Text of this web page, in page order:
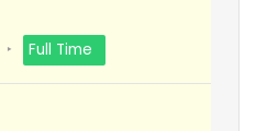
Full Time